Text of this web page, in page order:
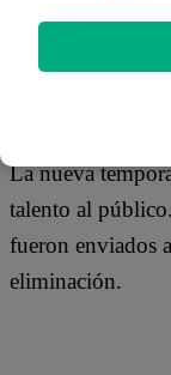
17
La nueva
talento al
fueron enviados
eliminación.